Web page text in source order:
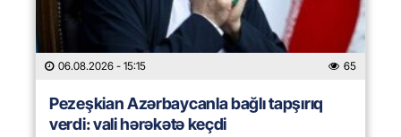
06.08.2026 - 15:15 65
Pezeşkian Azərbaycanla bağlı tapşırıq
verdi: vali hərəkətə keçdi